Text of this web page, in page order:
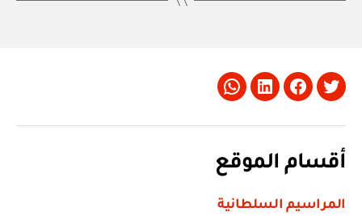
Twitter
Facebook
LinkedIn
Whatsapp
أقسام الموقع
المراسيم السلطانية